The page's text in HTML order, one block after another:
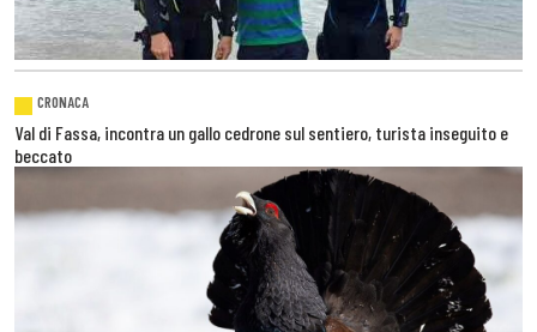
CRONACA
Val di Fassa, incontra un gallo cedrone sul sentiero, turista inseguito e
beccato